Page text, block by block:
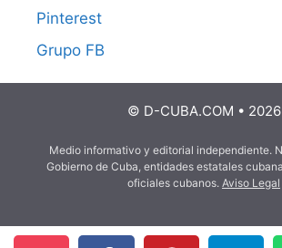
Pinterest
Grupo FB
© D-CUBA.COM • 2026
Medio informativo y editorial independiente.
Gobierno de Cuba, entidades estatales
oficiales cubanos. Aviso Legal